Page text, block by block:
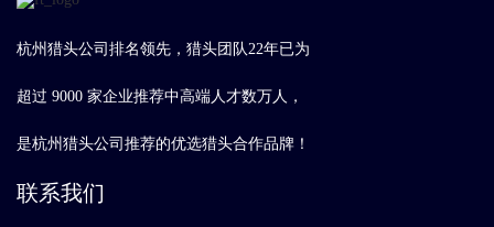
杭州猎头公司排名领先，猎头团队22年已为
超过 9000 家企业推荐中高端人才数万人，
是杭州猎头公司推荐的优选猎头合作品牌！
联系我们